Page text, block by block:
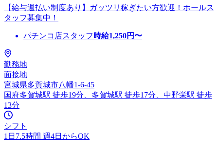
【給与週払い制度あり】ガッツリ稼ぎたい方歓迎！ホールス
タッフ募集中！
パチンコ店スタッフ 時給1,250円〜
勤務地
面接地
宮城県多賀城市八幡1-6-45
国府多賀城駅 徒歩19分、多賀城駅 徒歩17分、中野栄駅 徒歩
13分
シフト
1日7.5時間 週4日からOK